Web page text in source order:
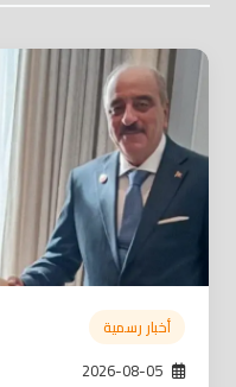
أخبار رسمية
2026-08-05